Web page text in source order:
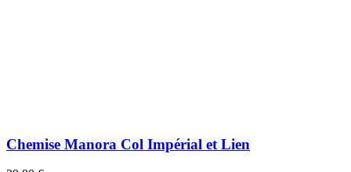
Chemise Manora Col Impérial et Lien